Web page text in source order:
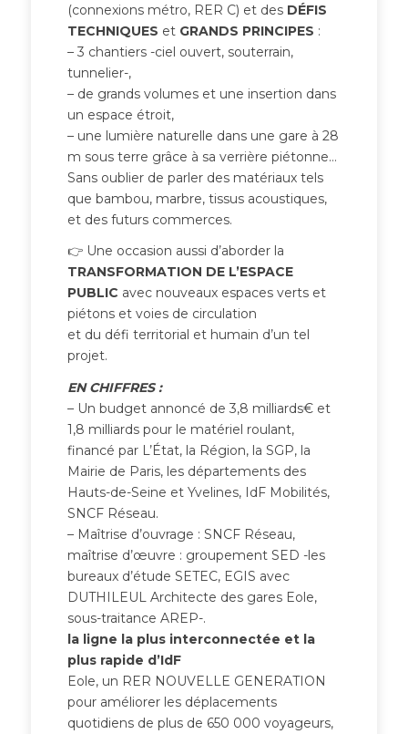
(connexions métro, RER C) et des DÉFIS
TECHNIQUES et GRANDS PRINCIPES :
– 3 chantiers -ciel ouvert, souterrain,
tunnelier-,
– de grands volumes et une insertion dans
un espace étroit,
– une lumière naturelle dans une gare à 28
m sous terre grâce à sa verrière piétonne…
Sans oublier de parler des matériaux tels
que bambou, marbre, tissus acoustiques,
et des futurs commerces.
👉 Une occasion aussi d’aborder la
TRANSFORMATION DE L’ESPACE
PUBLIC avec nouveaux espaces verts et
piétons et voies de circulation
et du défi territorial et humain d’un tel
projet.
EN CHIFFRES :
– Un budget annoncé de 3,8 milliards€ et
1,8 milliards pour le matériel roulant,
financé par L’État, la Région, la SGP, la
Mairie de Paris, les départements des
Hauts-de-Seine et Yvelines, IdF Mobilités,
SNCF Réseau.
– Maîtrise d’ouvrage : SNCF Réseau,
maîtrise d’œuvre : groupement SED -les
bureaux d’étude SETEC, EGIS avec
DUTHILEUL Architecte des gares Eole,
sous-traitance AREP-.
la ligne la plus interconnectée et la
plus rapide d’IdF
Eole, un RER NOUVELLE GENERATION
pour améliorer les déplacements
quotidiens de plus de 650 000 voyageurs,